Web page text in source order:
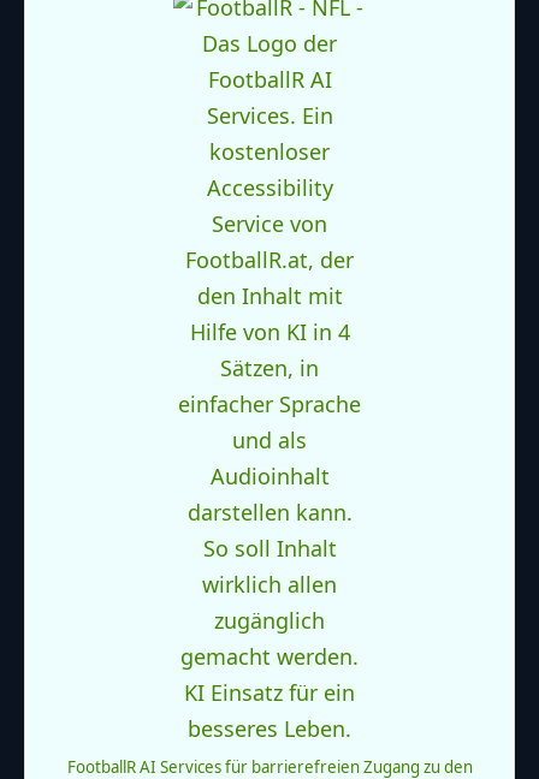
FootballR AI Services für barrierefreien Zugang zu den